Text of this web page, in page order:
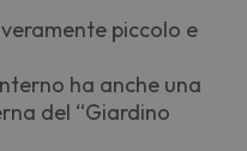
piccolo e
ha anche una
del “Giardino